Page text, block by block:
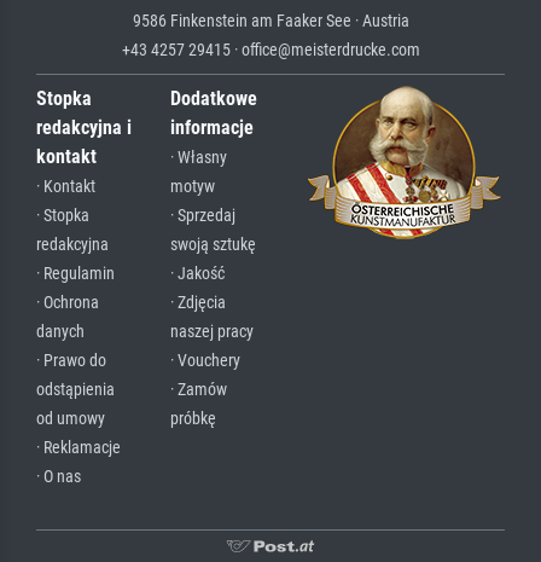
9586 Finkenstein am Faaker See · Austria
+43 4257 29415 · office@meisterdrucke.com
Stopka
redakcyjna i
kontakt
· Kontakt
· Stopka
redakcyjna
· Regulamin
· Ochrona
danych
· Prawo do
odstąpienia
od umowy
· Reklamacje
· O nas
Dodatkowe
informacje
· Własny
motyw
· Sprzedaj
swoją sztukę
· Jakość
· Zdjęcia
naszej pracy
· Vouchery
· Zamów
próbkę